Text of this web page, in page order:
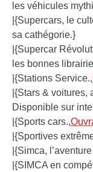
les véhicules
|{Supercars, le
sa cathégorie.}
|{Supercar
les bonnes
|{Stations Service.,
|{Stars & voitures,
Disponible sur
|{Sports cars.,
|{Sportives
|{Simca,
|{SIMCA en